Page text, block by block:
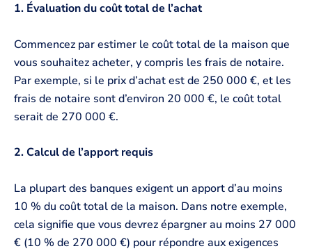
1. Évaluation du coût total de l’achat
Commencez par estimer le coût total de la maison que
vous souhaitez acheter, y compris les frais de notaire.
Par exemple, si le prix d’achat est de 250 000 €, et les
frais de notaire sont d’environ 20 000 €, le coût total
serait de 270 000 €.
2. Calcul de l’apport requis
La plupart des banques exigent un apport d’au moins
10 % du coût total de la maison. Dans notre exemple,
cela signifie que vous devrez épargner au moins 27 000
€ (10 % de 270 000 €) pour répondre aux exigences